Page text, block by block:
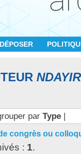
DÉPOSER
par Type|
congrès ou
: 1.